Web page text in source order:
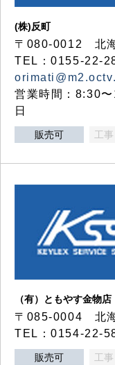
(株)反町
〒080-0012 北
TEL：0155-22-
営業時間：8:30
日
販売可 工
（有）ともやす金物店
〒085-0004 北
TEL：0154-22-
販売可 工